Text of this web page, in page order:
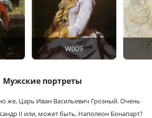
W009
Мужские портреты
же, Царь Иван Васильевич Грозный. Очень
II или, может быть, Наполеон Бонапарт?